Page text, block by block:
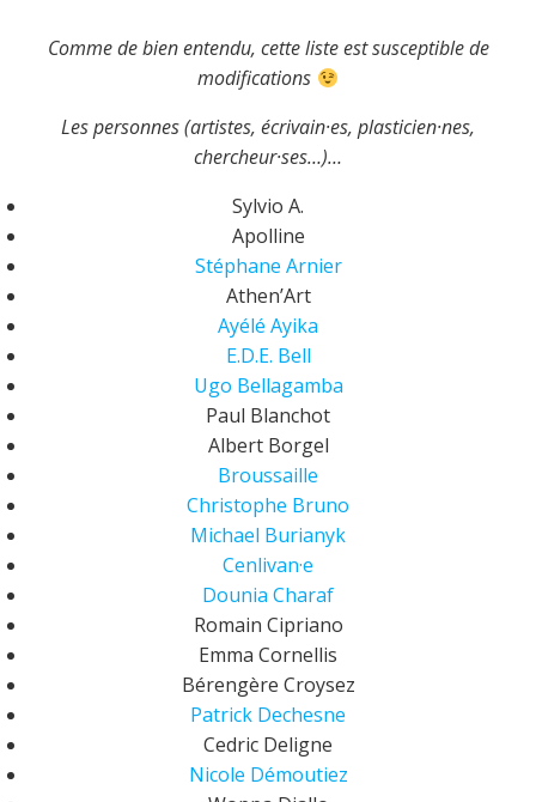
Comme de bien entendu, cette liste est susceptible de
modifications
Les personnes (artistes, écrivain·es, plasticien·nes,
chercheur·ses…)…
Sylvio A.
Apolline
Stéphane Arnier
Athen’Art
Ayélé Ayika
E.D.E. Bell
Ugo Bellagamba
Paul Blanchot
Albert Borgel
Broussaille
Christophe Bruno
Michael Burianyk
Cenlivan·e
Dounia Charaf
Romain Cipriano
Emma Cornellis
Bérengère Croysez
Patrick Dechesne
Cedric Deligne
Nicole Démoutiez